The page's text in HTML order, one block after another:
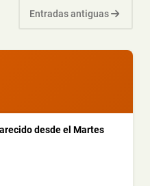
Entradas antiguas
desde el Martes